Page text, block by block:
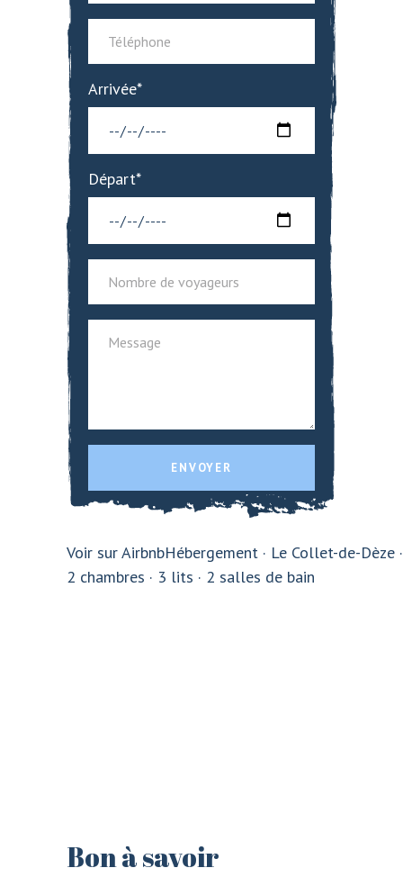
Arrivée*
Départ*
ENVOYER
Voir sur AirbnbHébergement · Le Collet-de-Dèze
2 chambres · 3 lits · 2 salles de bain
Bon à savoir